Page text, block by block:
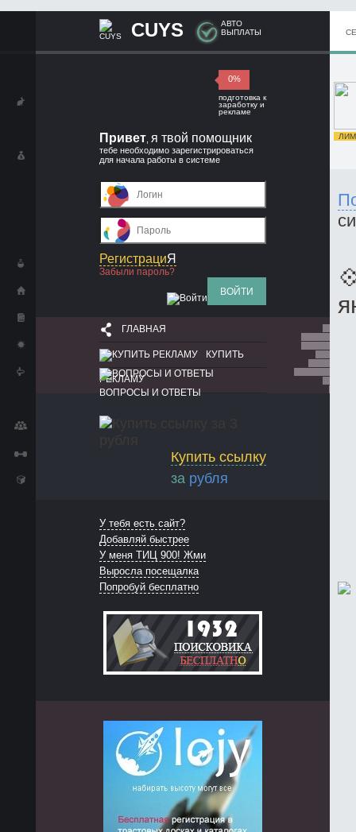
CUYS
АВТО
ВЫПЛАТЫ
0%
подготовка к
заработку и
рекламе
Привет я твой помощник
тебе необходимо зарегистрироваться
для начала работы в системе
РегистрациЯ
Забыли пароль?
ВОЙТИ
ГЛАВНАЯ
КУПИТЬ
РЕКЛАМУ
ВОПРОСЫ И ОТВЕТЫ
Купить ссылку
за рубля
У тебя есть сайт?
Добавляй быстрее
У меня ТИЦ 900! Жми
Выросла посещалка
Попробуй бесплатно